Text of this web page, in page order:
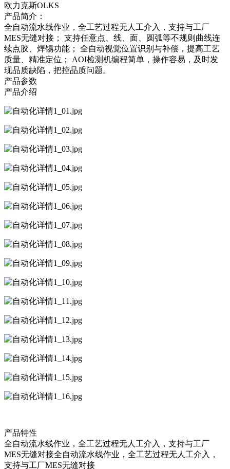
欧力克斯OLKS
产品简介：
全自动流水线作业，全工艺过程无人工介入，支持与工厂
MES无缝对接； 支持任意点、线、面、圆弧等不规则曲线连
续点胶、焊锡功能； 全自动视觉位置识别与补偿，提高工艺
质量、精准定位； AOI检测机编程简单，操作容易，及时发
现品质缺陷，把控品质问题。
产品参数
产品介绍
产品特性
全自动流水线作业，全工艺过程无人工介入，支持与工厂
MES无缝对接全自动流水线作业，全工艺过程无人工介入，
支持与工厂MES无缝对接